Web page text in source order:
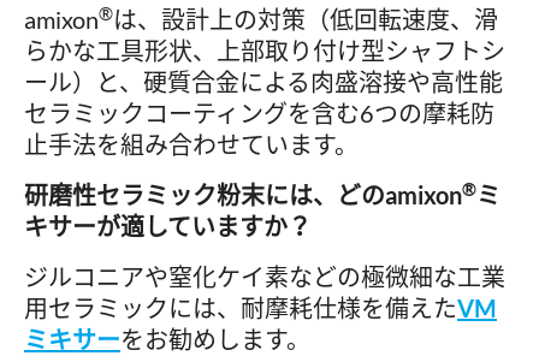
amixon®は、設計上の対策（低回転速度、滑
らかな工具形状、上部取り付け型シャフトシ
ール）と、硬質合金による肉盛溶接や高性能
セラミックコーティングを含む6つの摩耗防
止手法を組み合わせています。
研磨性セラミック粉末には、どのamixon®ミ
キサーが適していますか？
ジルコニアや窒化ケイ素などの極微細な工業
用セラミックには、耐摩耗仕様を備えたVM
ミキサーをお勧めします。